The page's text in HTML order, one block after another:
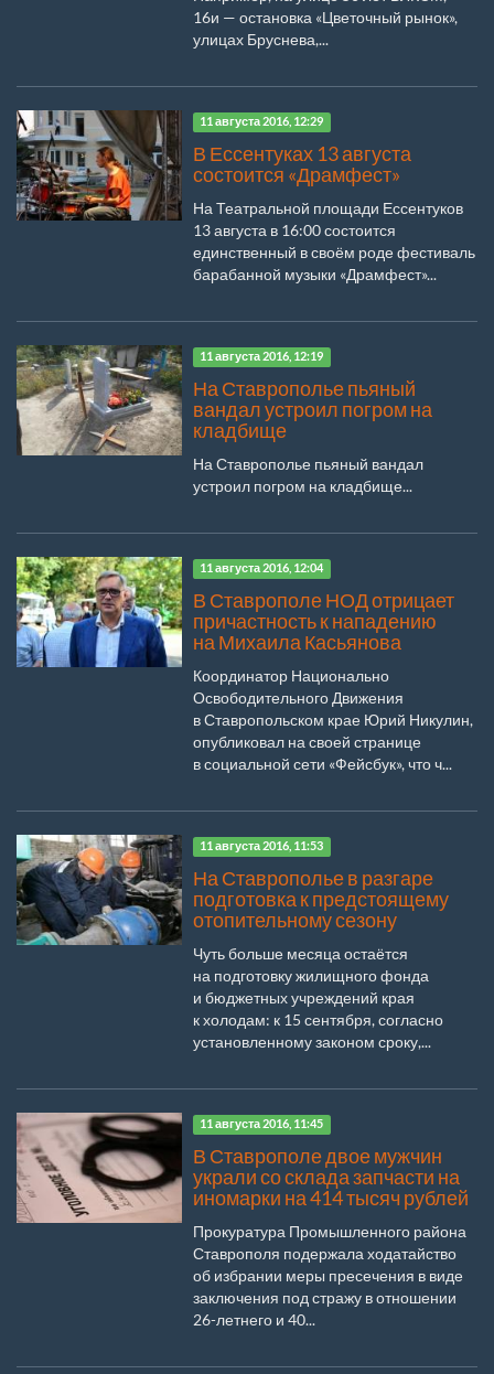
16и — остановка «Цветочный рынок»,
улицах Бруснева,...
11 августа 2016, 12:29
В Ессентуках 13 августа
состоится «Драмфест»
На Театральной площади Ессентуков
13 августа в 16:00 состоится
единственный в своём роде фестиваль
барабанной музыки «Драмфест»...
11 августа 2016, 12:19
На Ставрополье пьяный
вандал устроил погром на
кладбище
На Ставрополье пьяный вандал
устроил погром на кладбище...
11 августа 2016, 12:04
В Ставрополе НОД отрицает
причастность к нападению
на Михаила Касьянова
Координатор Национально
Освободительного Движения
в Ставропольском крае Юрий Никулин,
опубликовал на своей странице
в социальной сети «Фейсбук», что ч...
11 августа 2016, 11:53
На Ставрополье в разгаре
подготовка к предстоящему
отопительному сезону
Чуть больше месяца остаётся
на подготовку жилищного фонда
и бюджетных учреждений края
к холодам: к 15 сентября, согласно
установленному законом сроку,...
11 августа 2016, 11:45
В Ставрополе двое мужчин
украли со склада запчасти на
иномарки на 414 тысяч рублей
Прокуратура Промышленного района
Ставрополя подержала ходатайство
об избрании меры пресечения в виде
заключения под стражу в отношении
26-летнего и 40...